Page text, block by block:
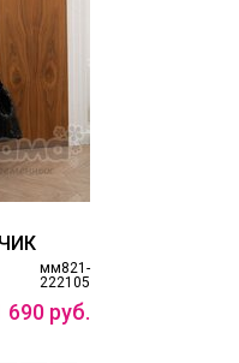
мм821-
222105
690 руб.